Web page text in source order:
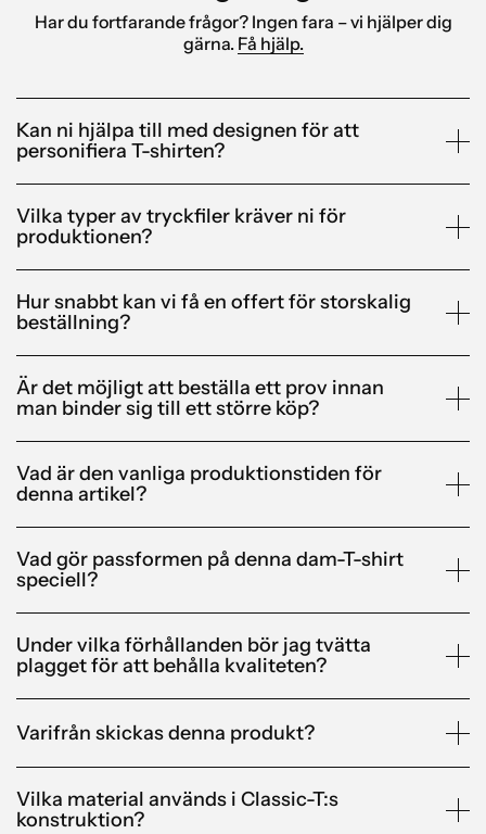
Har du fortfarande frågor? Ingen fara – vi hjälper dig
gärna. Få hjälp.
Kan ni hjälpa till med designen för att
personifiera T-shirten?
Vilka typer av tryckfiler kräver ni för
produktionen?
Hur snabbt kan vi få en offert för storskalig
beställning?
Är det möjligt att beställa ett prov innan
man binder sig till ett större köp?
Vad är den vanliga produktionstiden för
denna artikel?
Vad gör passformen på denna dam-T-shirt
speciell?
Under vilka förhållanden bör jag tvätta
plagget för att behålla kvaliteten?
Varifrån skickas denna produkt?
Vilka material används i Classic-T:s
konstruktion?